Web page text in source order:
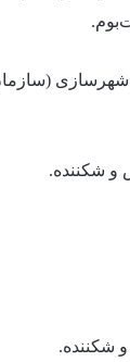
بوم.
شهرسازی
شکننده.
شکننده.